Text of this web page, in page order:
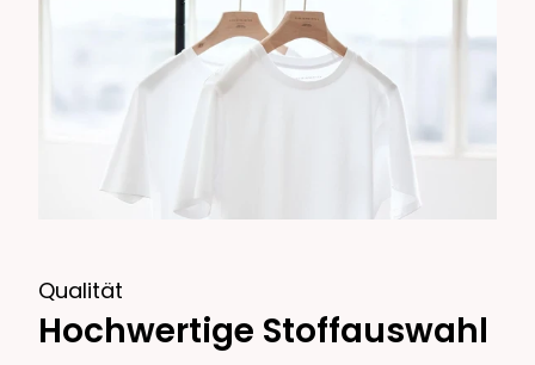
Qualität
Hochwertige Stoffauswahl